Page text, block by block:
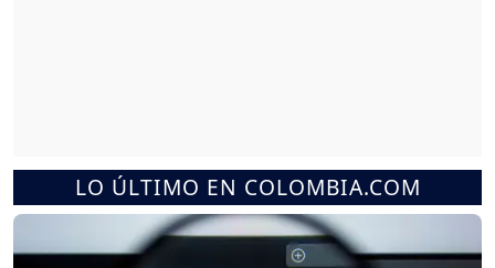
LO ÚLTIMO EN COLOMBIA.COM